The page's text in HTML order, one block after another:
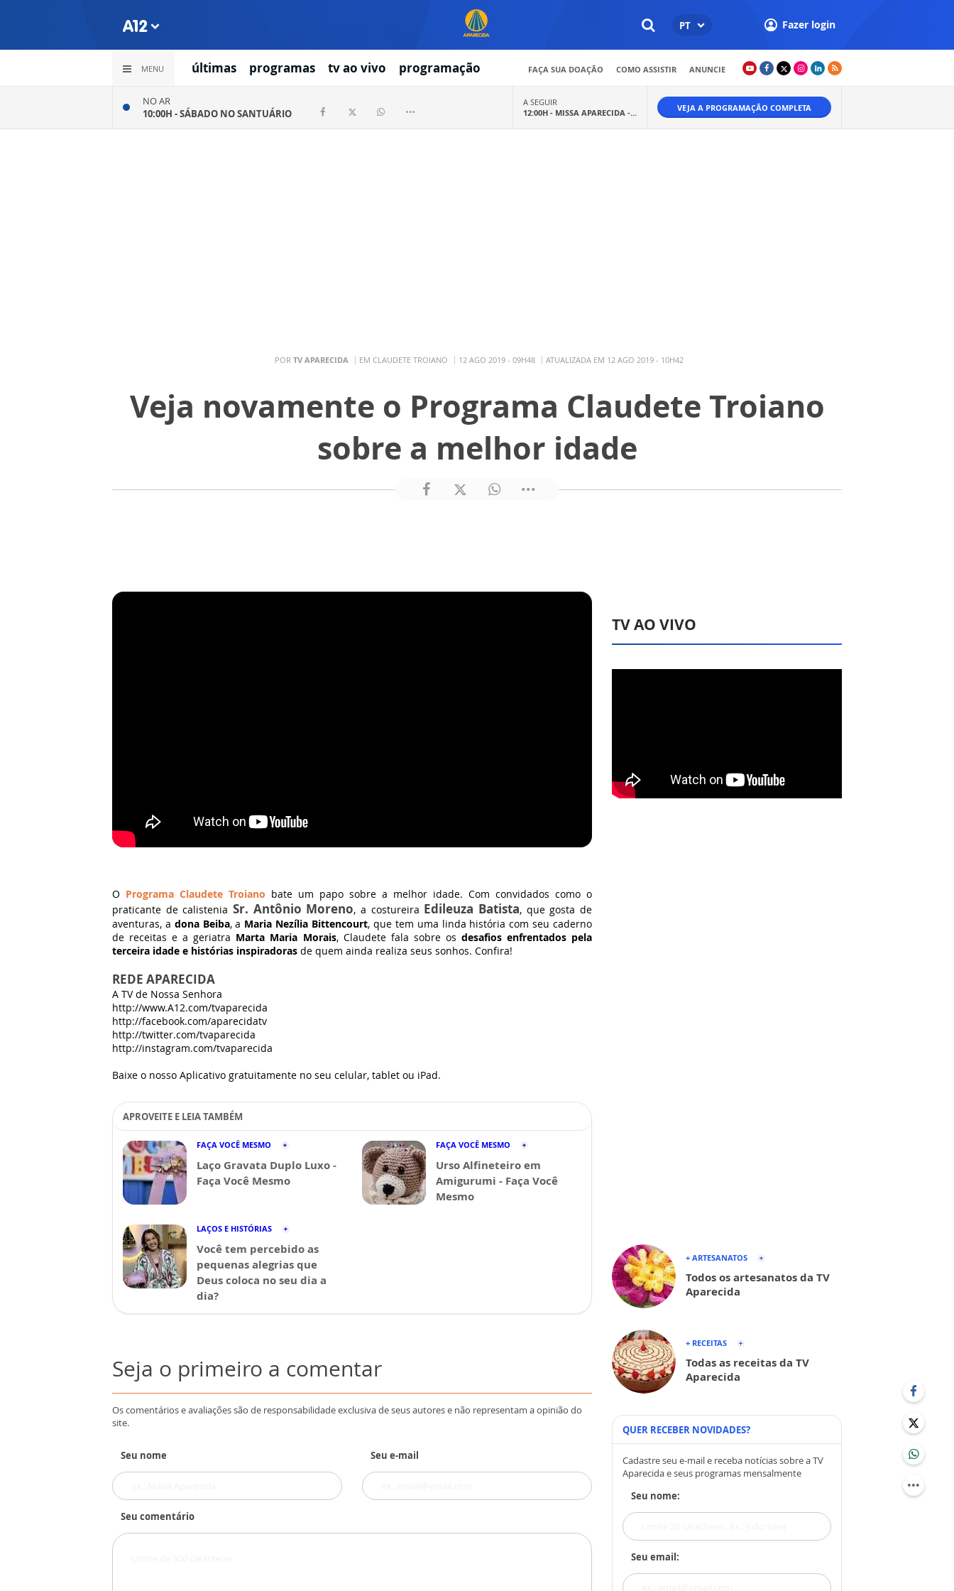
PT Fazer login
MENU últimas programas tv ao vivo programação FAÇA SUA DOAÇÃO COMO ASSISTIR ANUNCIE
NO AR
10:00H -SÁBADO NO SANTUÁRIO
A SEGUIR
12:00H - MISSA APARECIDA -... VEJA A PROGRAMAÇÃO COMPLETA
POR TV APARECIDA EM CLAUDETE TROIANO 12 AGO 2019 - 09H48 ATUALIZADA EM 12 AGO 2019 - 10H42
Veja novamente o Programa Claudete Troiano
sobre a melhor idade
O Programa Claudete Troiano bate um papo sobre a melhor idade. Com convidados como o
praticante de calistenia Sr. Antônio Moreno, a costureira Edileuza Batista, que gosta de
aventuras, a dona Beiba, a Maria Nezília Bittencourt, que tem uma linda história com seu caderno
de receitas e a geriatra Marta Maria Morais, Claudete fala sobre os desafios enfrentados pela
terceira idade e histórias inspiradoras de quem ainda realiza seus sonhos. Confira!
REDE APARECIDA
A TV de Nossa Senhora
http://www.A12.com/tvaparecida
http://facebook.com/aparecidatv
http://twitter.com/tvaparecida
http://instagram.com/tvaparecida
Baixe o nosso Aplicativo gratuitamente no seu celular, tablet ou iPad.
APROVEITE E LEIA TAMBÉM
FAÇA VOCÊ MESMO
Laço Gravata Duplo Luxo -
Faça Você Mesmo
FAÇA VOCÊ MESMO
Urso Alfineteiro em
Amigurumi - Faça Você
Mesmo
LAÇOS E HISTÓRIAS
Você tem percebido as
pequenas alegrias que
Deus coloca no seu dia a
dia?
Seja o primeiro a comentar
Os comentários e avaliações são de responsabilidade exclusiva de seus autores e não representam a opinião do
site.
Seu nome Seu e-mail
Seu comentário
TV AO VIVO
+ ARTESANATOS
Todos os artesanatos da TV
Aparecida
+ RECEITAS
Todas as receitas da TV
Aparecida
QUER RECEBER NOVIDADES?
Cadastre seu e-mail e receba notícias sobre a TV
Aparecida e seus programas mensalmente
Seu nome:
Seu email: